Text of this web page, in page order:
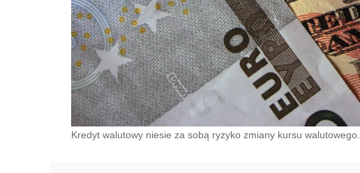
Kredyt walutowy niesie za sobą ryzyko zmiany kursu walutowego.